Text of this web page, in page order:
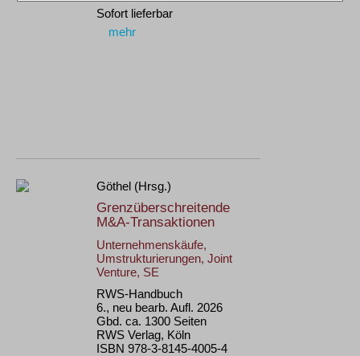
Sofort lieferbar
mehr
Göthel (Hrsg.)
Grenzüberschreitende
M&A-Transaktionen
Unternehmenskäufe,
Umstrukturierungen, Joint
Venture, SE
RWS-Handbuch
6., neu bearb. Aufl. 2026
Gbd. ca. 1300 Seiten
RWS Verlag, Köln
ISBN 978-3-8145-4005-4